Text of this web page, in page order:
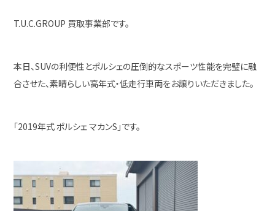
T.U.C.GROUP 買取事業部です。
本日、SUVの利便性とポルシェの圧倒的なスポーツ性能を完璧に融
合させた、素晴らしい高年式・低走行車両をお譲りいただきました。
「2019年式 ポルシェ マカンS」です。